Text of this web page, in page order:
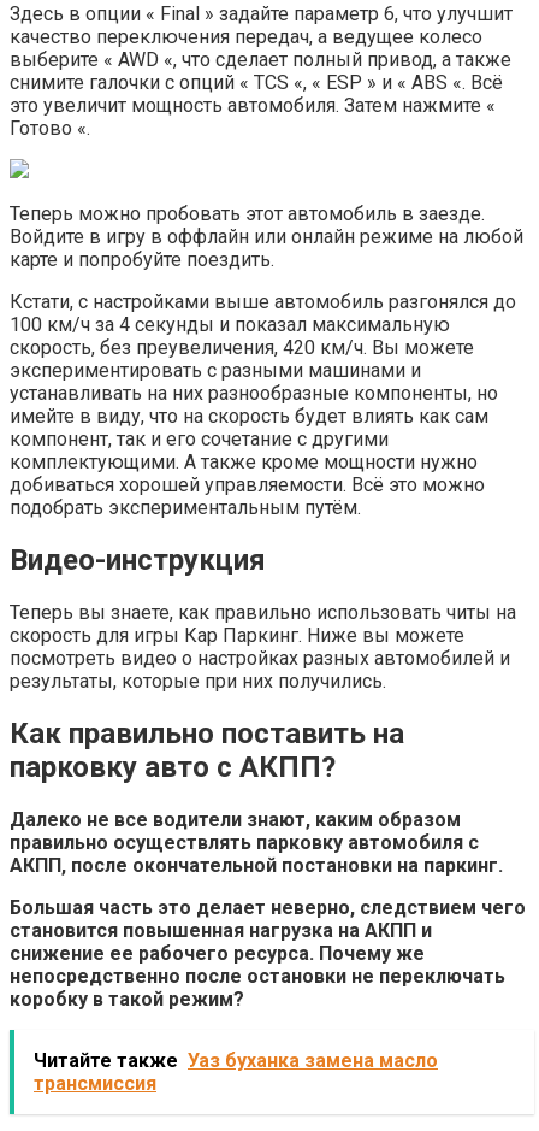
Здесь в опции « Final » задайте параметр 6, что улучшит
качество переключения передач, а ведущее колесо
выберите « AWD «, что сделает полный привод, а также
снимите галочки с опций « TCS «, « ESP » и « ABS «. Всё
это увеличит мощность автомобиля. Затем нажмите «
Готово «.
Теперь можно пробовать этот автомобиль в заезде.
Войдите в игру в оффлайн или онлайн режиме на любой
карте и попробуйте поездить.
Кстати, с настройками выше автомобиль разгонялся до
100 км/ч за 4 секунды и показал максимальную
скорость, без преувеличения, 420 км/ч. Вы можете
экспериментировать с разными машинами и
устанавливать на них разнообразные компоненты, но
имейте в виду, что на скорость будет влиять как сам
компонент, так и его сочетание с другими
комплектующими. А также кроме мощности нужно
добиваться хорошей управляемости. Всё это можно
подобрать экспериментальным путём.
Видео-инструкция
Теперь вы знаете, как правильно использовать читы на
скорость для игры Кар Паркинг. Ниже вы можете
посмотреть видео о настройках разных автомобилей и
результаты, которые при них получились.
Как правильно поставить на
парковку авто с АКПП?
Далеко не все водители знают, каким образом
правильно осуществлять парковку автомобиля с
АКПП, после окончательной постановки на паркинг.
Большая часть это делает неверно, следствием чего
становится повышенная нагрузка на АКПП и
снижение ее рабочего ресурса. Почему же
непосредственно после остановки не переключать
коробку в такой режим?
Читайте также Уаз буханка замена масло
трансмиссия